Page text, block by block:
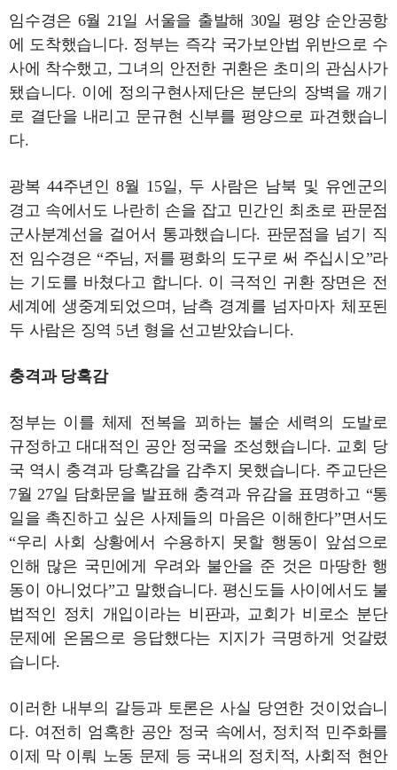
임수경은 6월 21일 서울을 출발해 30일 평양 순안공항
에 도착했습니다. 정부는 즉각 국가보안법 위반으로 수
사에 착수했고, 그녀의 안전한 귀환은 초미의 관심사가
됐습니다. 이에 정의구현사제단은 분단의 장벽을 깨기
로 결단을 내리고 문규현 신부를 평양으로 파견했습니
다.
광복 44주년인 8월 15일, 두 사람은 남북 및 유엔군의
경고 속에서도 나란히 손을 잡고 민간인 최초로 판문점
군사분계선을 걸어서 통과했습니다. 판문점을 넘기 직
전 임수경은 “주님, 저를 평화의 도구로 써 주십시오”라
는 기도를 바쳤다고 합니다. 이 극적인 귀환 장면은 전
세계에 생중계되었으며, 남측 경계를 넘자마자 체포된
두 사람은 징역 5년 형을 선고받았습니다.
충격과 당혹감
정부는 이를 체제 전복을 꾀하는 불순 세력의 도발로
규정하고 대대적인 공안 정국을 조성했습니다. 교회 당
국 역시 충격과 당혹감을 감추지 못했습니다. 주교단은
7월 27일 담화문을 발표해 충격과 유감을 표명하고 “통
일을 촉진하고 싶은 사제들의 마음은 이해한다”면서도
“우리 사회 상황에서 수용하지 못할 행동이 앞섬으로
인해 많은 국민에게 우려와 불안을 준 것은 마땅한 행
동이 아니었다”고 말했습니다. 평신도들 사이에서도 불
법적인 정치 개입이라는 비판과, 교회가 비로소 분단
문제에 온몸으로 응답했다는 지지가 극명하게 엇갈렸
습니다.
이러한 내부의 갈등과 토론은 사실 당연한 것이었습니
다. 여전히 엄혹한 공안 정국 속에서, 정치적 민주화를
이제 막 이뤄 노동 문제 등 국내의 정치적, 사회적 현안